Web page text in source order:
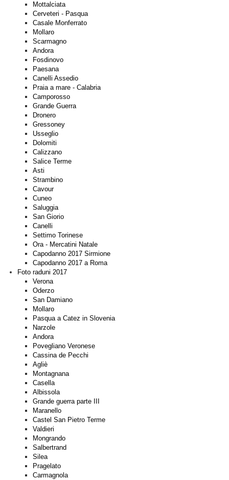
Mottalciata
Cerveteri - Pasqua
Casale Monferrato
Mollaro
Scarmagno
Andora
Fosdinovo
Paesana
Canelli Assedio
Praia a mare - Calabria
Camporosso
Grande Guerra
Dronero
Gressoney
Usseglio
Dolomiti
Calizzano
Salice Terme
Asti
Strambino
Cavour
Cuneo
Saluggia
San Giorio
Canelli
Settimo Torinese
Ora - Mercatini Natale
Capodanno 2017 Sirmione
Capodanno 2017 a Roma
Foto raduni 2017
Verona
Oderzo
San Damiano
Mollaro
Pasqua a Catez in Slovenia
Narzole
Andora
Povegliano Veronese
Cassina de Pecchi
Agliè
Montagnana
Casella
Albissola
Grande guerra parte III
Maranello
Castel San Pietro Terme
Valdieri
Mongrando
Salbertrand
Silea
Pragelato
Carmagnola